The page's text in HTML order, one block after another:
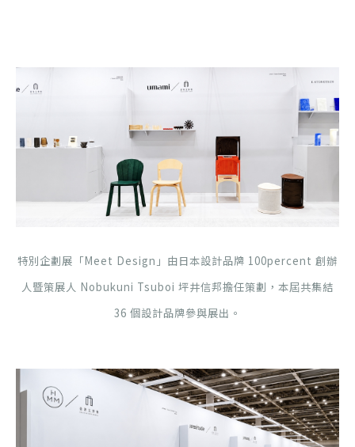
特別企劃展「Meet Design」由日本設計品牌 100percent 創辦
人暨策展人 Nobukuni Tsuboi 坪井信邦擔任策劃，本屆共集結
36 個設計品牌參與展出。